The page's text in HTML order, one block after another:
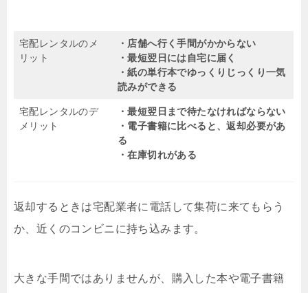
宅配レンタルのメ
リット
・店舗へ行く手間がかからない
・最短翌日には自宅に届く
・紙の単行本でゆっくりじっくり一気
読みができる
宅配レンタルのデ
メリット
・最短翌日まで待たなければならない
・電子書籍に比べると、返却必要があ
る
・在庫切れがある
返却するときは宅配業者に電話して集荷に来てもらう
か、近くのコンビニに持ち込みます。
大きな手間ではありませんが、購入した本や電子書籍